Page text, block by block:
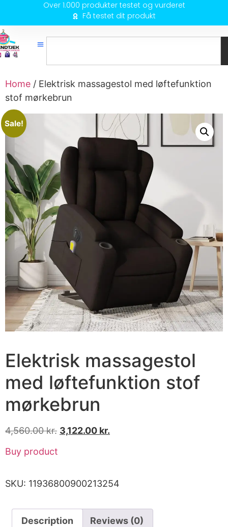
Over 1.000 produkter testet og vurderet
Få testet dit produkt
Home / Elektrisk massagestol med løftefunktion
stof mørkebrun
Sale!
Elektrisk massagestol
med løftefunktion stof
mørkebrun
4,560.00kr. 3,122.00 kr.
Buy product
SKU: 11936800900213254
Description Reviews (0)